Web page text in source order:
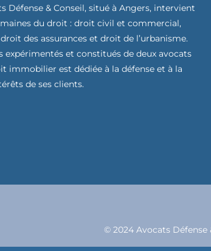
Défense & Conseil, situé à Angers, intervient
du droit : droit civil et commercial,
des assurances et droit de l’urbanisme.
expérimentés et constitués de deux avocats
immobilier est dédiée à la défense et à la
de ses clients.
© 2024 Avocats Défense